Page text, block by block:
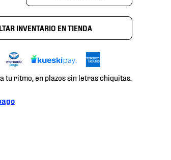
INVENTARIO EN TIENDA